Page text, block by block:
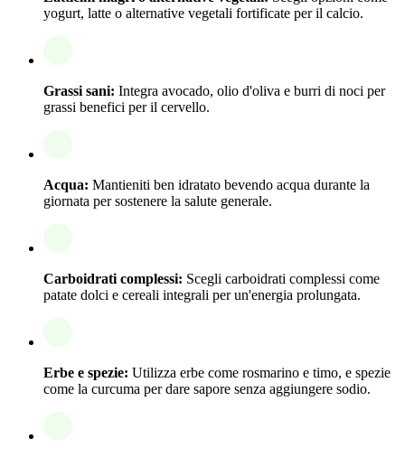
yogurt, latte o alternative vegetali fortificate per il calcio.
Grassi sani: Integra avocado, olio d'oliva e burri di noci per
grassi benefici per il cervello.
Acqua: Mantieniti ben idratato bevendo acqua durante la
giornata per sostenere la salute generale.
Carboidrati complessi: Scegli carboidrati complessi come
patate dolci e cereali integrali per un'energia prolungata.
Erbe e spezie: Utilizza erbe come rosmarino e timo, e spezie
come la curcuma per dare sapore senza aggiungere sodio.